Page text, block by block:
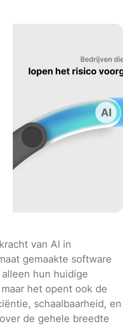
van AI in
gemaakte software
hun huidige
het opent ook de
schaalbaarheid, en
de gehele breedte